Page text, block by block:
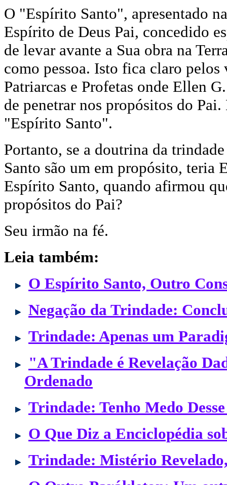
O "Espírito Santo", apresentado
Espírito de Deus Pai, concedido
de levar avante a Sua obra na
como pessoa. Isto fica claro
Patriarcas e Profetas onde Ellen
de penetrar nos propósitos do
"Espírito Santo".
Portanto, se a doutrina da
Santo são um em propósito,
Espírito Santo, quando afirmou
propósitos do Pai?
Seu irmão na fé.
Leia também:
O Espírito Santo, Outro
Negação da Trindade:
Trindade: Apenas um
"A Trindade é Revelação
Ordenado
Trindade: Tenho Medo
O Que Diz a Enciclopédia
Trindade: Mistério